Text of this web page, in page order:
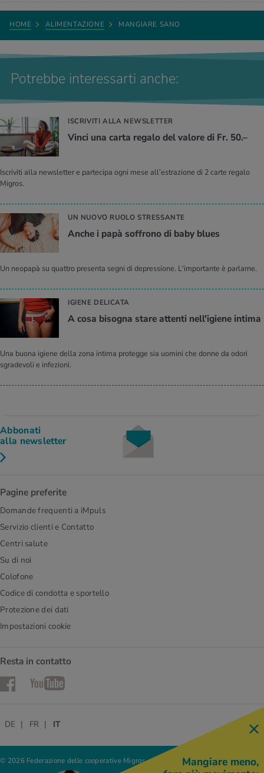
HOME ALIMENTAZIONE MANGIARE SANO
Potrebbe interessarti anche:
ISCRIVITI ALLA NEWSLETTER
Vinci una carta regalo del valore di Fr. 50.–
Iscriviti alla newsletter e partecipa ogni mese all’estrazione di 2 carte regalo
Migros.
UN NUOVO RUOLO STRESSANTE
Anche i papà soffrono di baby blues
Un neopapà su quattro presenta segni di depressione. L'importante è parlarne.
IGIENE DELICATA
A cosa bisogna stare attenti nell'igiene intima
Una buona igiene della zona intima protegge sia uomini che donne da odori
sgradevoli e infezioni.
Abbonati
alla newsletter
Pagine preferite
Domande frequenti a iMpuls
Servizio clienti e Contatto
Centri salute
Su di noi
Colofone
Codice di condotta e sportello
Protezione dei dati
Impostazioni cookie
Resta in contatto
FacebookYouTube
© 2026 Federazione delle cooperative Migros
DE FR IT
Mangiare meno,